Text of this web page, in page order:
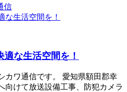
信
な生活空間を！
カワ通信です。 愛知県額田郡幸
向けて放送設備工事、防犯カメラ